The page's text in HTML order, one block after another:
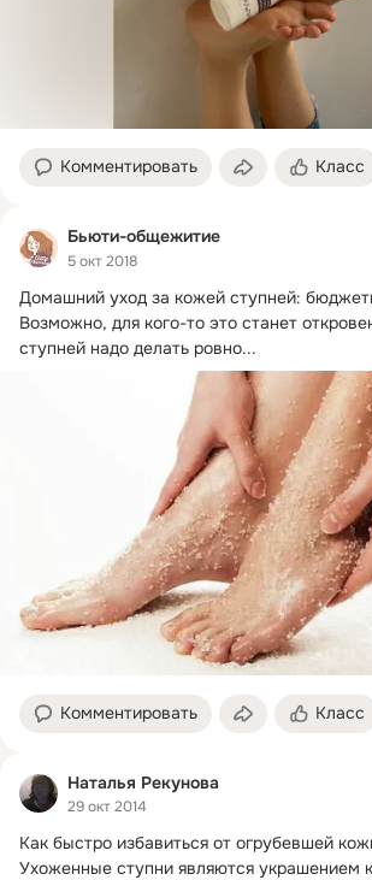
Комментировать Класс
Бьюти-общежитие
5 окт 2018
Домашний уход за кожей ступней:
Возможно, для кого-то это станет
ступней надо делать ровно...
Комментировать Класс
Наталья Рекунова
29 окт 2014
Как быстро избавиться от огрубевшей
Ухоженные ступни являются украшением